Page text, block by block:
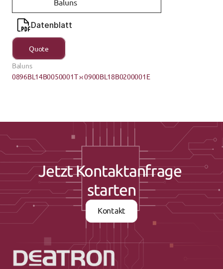
Datenblatt
Quote
Baluns
0896BL14B0050001T ›‹ 0900BL18B0200001E
Jetzt Kontaktanfrage
starten
Kontakt